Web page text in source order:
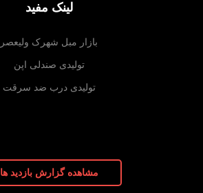
لینک مفید
بازار مبل شهرک ولیعصر
تولیدی صندلی اپن
تولیدی درب ضد سرقت
مشاهده گزارش بازدید ها